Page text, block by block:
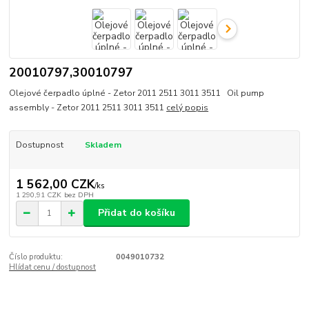
20010797,30010797
Olejové čerpadlo úplné - Zetor 2011 2511 3011 3511 Oil pump
assembly - Zetor 2011 2511 3011 3511 celý popis
Dostupnost Skladem
1 562,00 CZK/ks
1 290,91 CZK bez DPH
Přidat do košíku
Číslo produktu:
0049010732
Hlídat cenu / dostupnost